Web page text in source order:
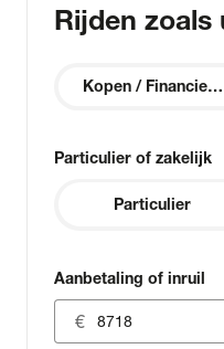
Rijden zoals
Kopen / Financieren
Particulier of zakelijk
Particulier
Aanbetaling of inruil